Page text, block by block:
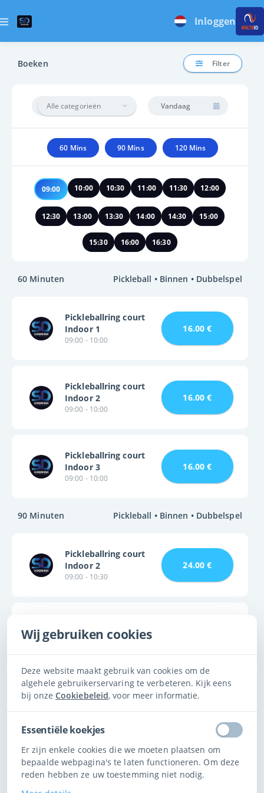
Inloggen
Boeken Filter
Alle categorieën
60 Mins 90 Mins 120 Mins
09:00 10:00 10:30 11:00 11:30 12:00
12:30 13:00 13:30 14:00 14:30 15:00
15:30 16:00 16:30
60 Minuten Pickleball • Binnen • Dubbelspel
Pickleballring court
Indoor 1
09:00 - 10:00
16.00 €
Pickleballring court
Indoor 2
09:00 - 10:00
16.00 €
Pickleballring court
Indoor 3
09:00 - 10:00
16.00 €
90 Minuten Pickleball • Binnen • Dubbelspel
Pickleballring court
Indoor 2
09:00 - 10:30
24.00 €
Indoor 3
120 Minuten Pickleball • Binnen • Dubbelspel
Indoor 1
09:00 - 11:00
Pickleballring court
Wij gebruiken cookies
Deze website maakt gebruik van cookies om de
algehele gebruikerservaring te verbeteren. Kijk eens
bij onze Cookiebeleid, voor meer informatie.
Essentiële koekjes
Er zijn enkele cookies die we moeten plaatsen om
bepaalde webpagina's te laten functioneren. Om deze
reden hebben ze uw toestemming niet nodig.